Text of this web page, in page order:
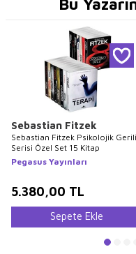
Sebastian Fitzek
Sebastian Fitzek Psikolojik
Serisi Özel Set 15 Kitap
Pegasus Yayınları
5.380,00 TL
Sepete Ekle